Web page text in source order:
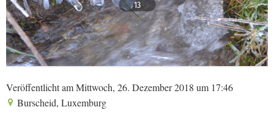
13
Veröffentlicht am Mittwoch, 26. Dezember 2018 um 17:46
Burscheid, Luxemburg